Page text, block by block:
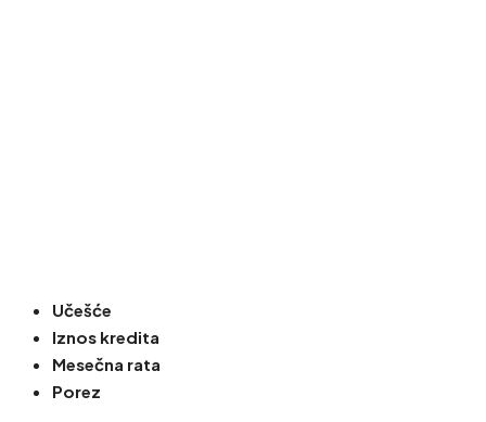
Učešće
Iznos kredita
Mesečna rata
Porez